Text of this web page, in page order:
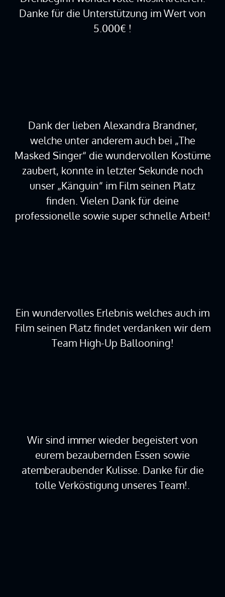
Danke für die Unterstützung im Wert von
5.000€ !
Dank der lieben Alexandra Brandner,
welche unter anderem auch bei „The
Masked Singer“ die wundervollen Kostüme
zaubert, konnte in letzter Sekunde noch
unser „Känguin“ im Film seinen Platz
finden. Vielen Dank für deine
professionelle sowie super schnelle Arbeit!
Ein wundervolles Erlebnis welches auch im
Film seinen Platz findet verdanken wir dem
Team High-Up Ballooning!
Wir sind immer wieder begeistert von
eurem bezaubernden Essen sowie
atemberaubender Kulisse. Danke für die
tolle Verköstigung unseres Team!.